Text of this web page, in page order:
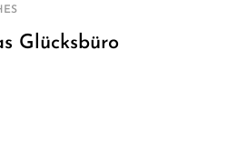
Glücksbüro